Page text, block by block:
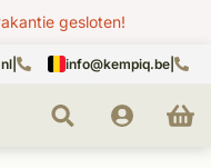
gesloten!
info@kempiq.be